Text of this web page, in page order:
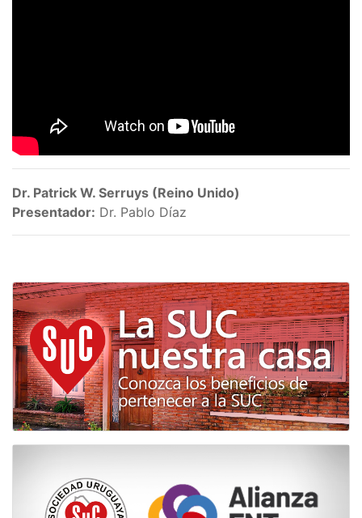
Dr. Patrick W. Serruys (Reino Unido)
Presentador: Dr. Pablo Díaz